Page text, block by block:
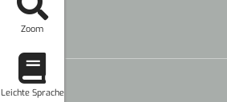
Zoom
Leichte Sprache